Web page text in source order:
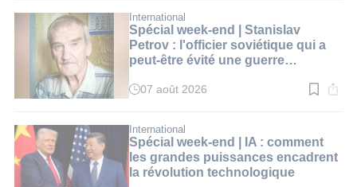
:
2
min.
International
Spécial week-end | Stanislav
Petrov : l'officier soviétique qui a
peut-être évité une guerre
Temps
:
2
min.
07 août 2026
International
Spécial week-end | IA : comment
les grandes puissances encadrent
la révolution technologique